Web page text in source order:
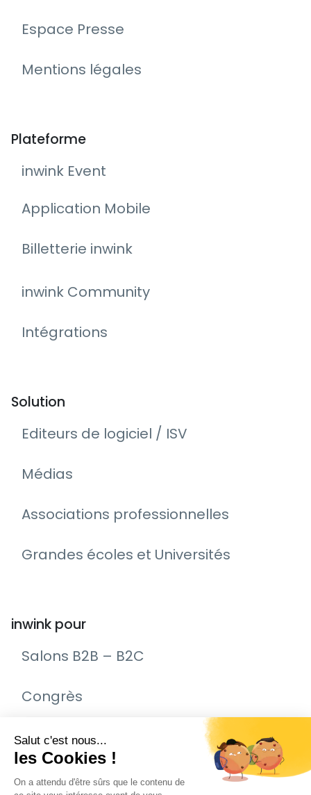
Espace Presse
Mentions légales
Plateforme
inwink Event
Application Mobile
Billetterie inwink
inwink Community
Intégrations
Solution
Editeurs de logiciel / ISV
Médias
Associations professionnelles
Grandes écoles et Universités
inwink pour
Salons B2B – B2C
Congrès
Remise de prix – Awards
Journée Portes Ouvertes (JPO)